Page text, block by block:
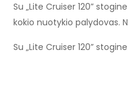
Su „Lite Cruiser 120”
kokio nuotykio palydovas.
Su „Lite Cruiser 120”